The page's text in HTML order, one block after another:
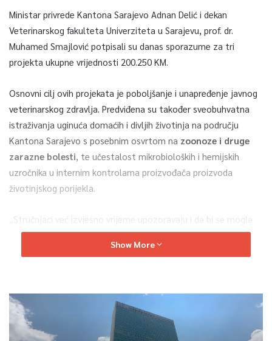
Ministar privrede Kantona Sarajevo Adnan Delić i dekan
Veterinarskog fakulteta Univerziteta u Sarajevu, prof. dr.
Muhamed Smajlović potpisali su danas sporazume za tri
projekta ukupne vrijednosti 200.250 KM.
Osnovni cilj ovih projekata je poboljšanje i unapređenje javnog
veterinarskog zdravlja. Predviđena su također sveobuhvatna
istraživanja uginuća domaćih i divljih životinja na području
Kantona Sarajevo s posebnim osvrtom na zoonoze i druge
zarazne bolesti , te učestalost mikrobioloških i hemijskih
uzročnika u internim kontrolama proizvođača proizvoda
životinjskog porijekla.
„Stručnjaci već izvjesno vrijeme upozoravaju i da bi se mogla
desiti epidemija bruceloze u KS, a sve zbog nedostatnog
testiranja hrane životinjskog porijekla i životinja koje se koriste
krajem ’90-ih kad je bilo daleko manje i finansijskih i
tehnoloških mogućnosti za testiranje i monitoring istih
slušamo mišljenje struke i zato smo odlučili sufinansirati ova
Show More